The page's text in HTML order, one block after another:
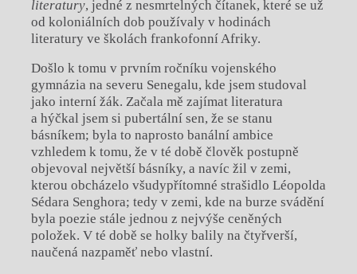
literatury, jedné z nesmrtelných čítanek, které se už
od koloniálních dob používaly v hodinách
literatury ve školách frankofonní Afriky.
Došlo k tomu v prvním ročníku vojenského
gymnázia na severu Senegalu, kde jsem studoval
jako interní žák. Začala mě zajímat literatura
a hýčkal jsem si pubertální sen, že se stanu
básníkem; byla to naprosto banální ambice
vzhledem k tomu, že v té době člověk postupně
objevoval největší básníky, a navíc žil v zemi,
kterou obcházelo všudypřítomné strašidlo Léopolda
Sédara Senghora; tedy v zemi, kde na burze svádění
byla poezie stále jednou z nejvýše ceněných
položek. V té době se holky balily na čtyřverší,
naučená nazpaměť nebo vlastní.